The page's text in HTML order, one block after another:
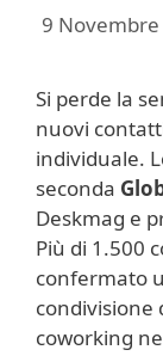
9 Novembre
Si perde la
nuovi
individuale.
seconda
Deskmag e
Più di 1.500
confermato
condivisione
coworking